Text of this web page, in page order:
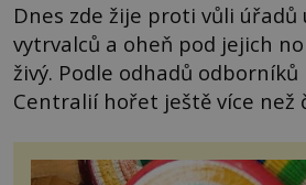
Dnes zde žije proti vůli úřadů
vytrvalců a oheň pod jejich
živý. Podle odhadů odborníků
Centralií hořet ještě více než